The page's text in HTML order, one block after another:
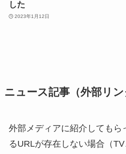
した
2023年1月12日
ニュース記事（外部リン
外部メディアに紹介してもら
るURLが存在しない場合（TV